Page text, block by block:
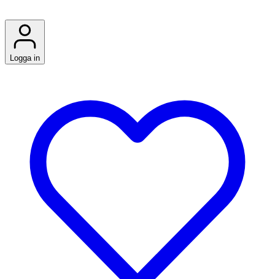
Logga in